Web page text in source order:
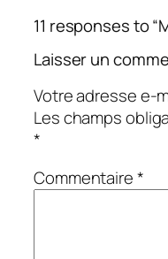
11 responses to
Laisser un
Votre adresse e-
Les champs
*
Commentaire*